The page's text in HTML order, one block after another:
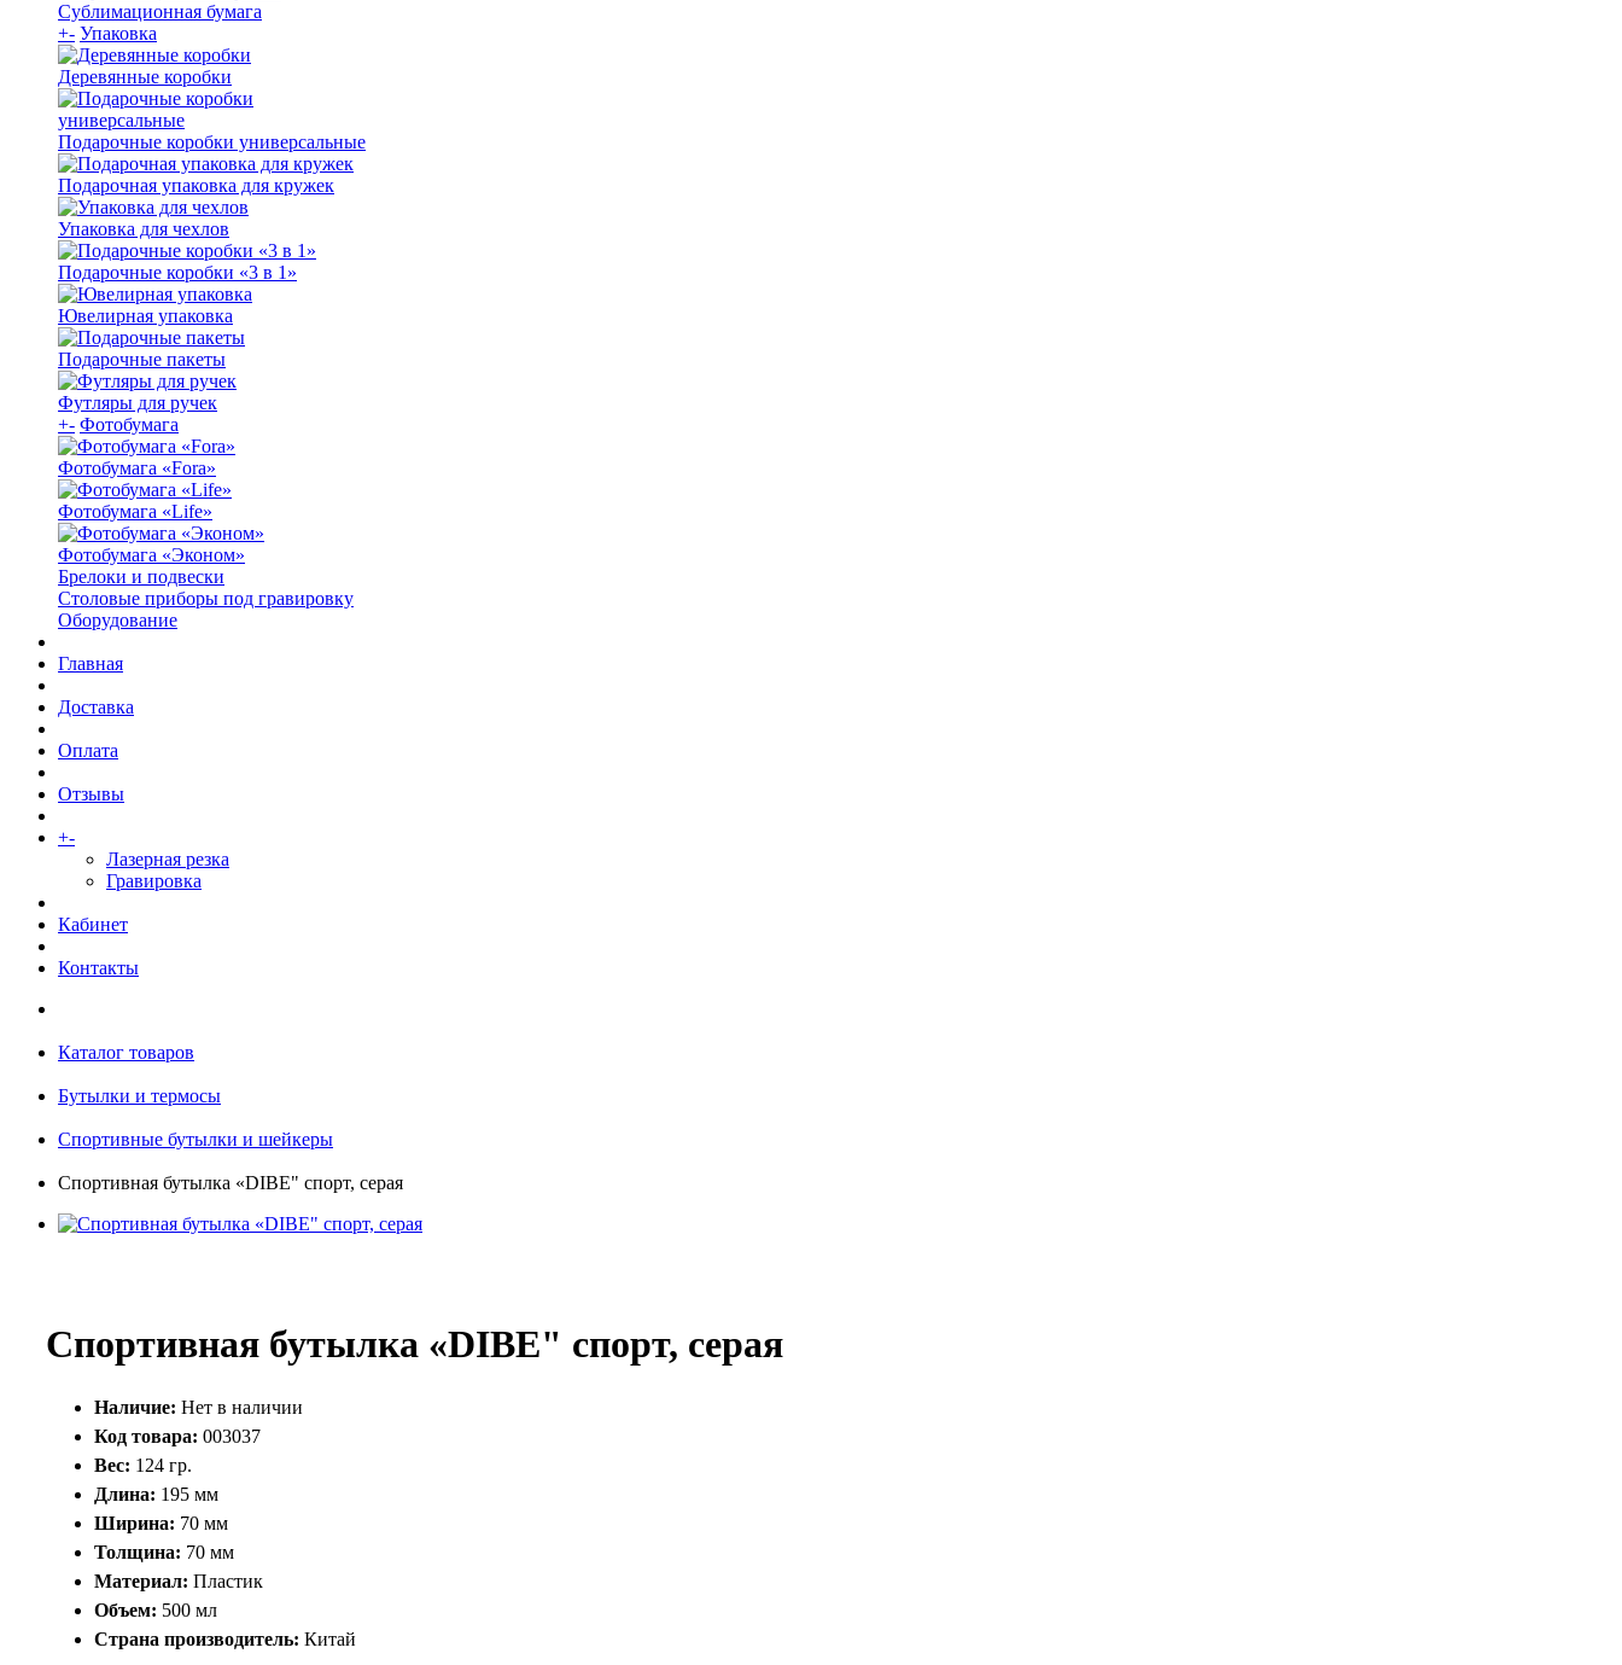
Сублимационная бумага
+- Упаковка
Деревянные коробки
Подарочные коробки универсальные
Подарочная упаковка для кружек
Упаковка для чехлов
Подарочные коробки «3 в 1»
Ювелирная упаковка
Подарочные пакеты
Футляры для ручек
+- Фотобумага
Фотобумага «Fora»
Фотобумага «Life»
Фотобумага «Эконом»
Брелоки и подвески
Столовые приборы под гравировку
Оборудование
Главная
Доставка
Оплата
Отзывы
+-
Лазерная резка
Гравировка
Кабинет
Контакты
Каталог товаров
Бутылки и термосы
Спортивные бутылки и шейкеры
Спортивная бутылка «DIBE" спорт, серая
Спортивная бутылка «DIBE" спорт, серая
Наличие: Нет в наличии
Код товара: 003037
Вес: 124 гр.
Длина: 195 мм
Ширина: 70 мм
Толщина: 70 мм
Материал: Пластик
Объем: 500 мл
Страна производитель: Китай